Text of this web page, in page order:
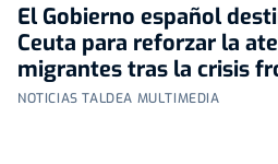
El Gobierno español
Ceuta para reforzar la
migrantes tras la crisis
NOTICIAS TALDEA MULTIMEDIA